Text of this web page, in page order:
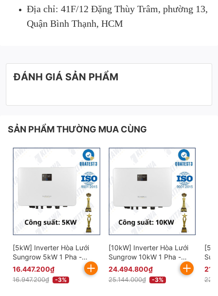
Địa chỉ: 41F/12 Đặng Thùy Trâm, phường 13,
Quận Bình Thạnh, HCM
ĐÁNH GIÁ SẢN PHẨM
SẢN PHẨM THƯỜNG MUA CÙNG
[5kW] Inverter Hòa Lưới
Sungrow 5kW 1 Pha -
SG5RS
16.447.200₫
16.947.200₫ -3%
[10kW] Inverter Hòa Lưới
Sungrow 10kW 1 Pha -
SG10RS
24.494.800₫
25.144.000₫ -3%